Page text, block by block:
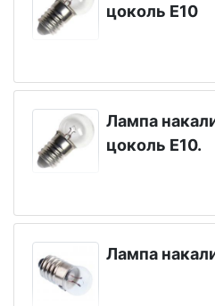
цоколь Е10
Лампа
цоколь Е10.
Лампа